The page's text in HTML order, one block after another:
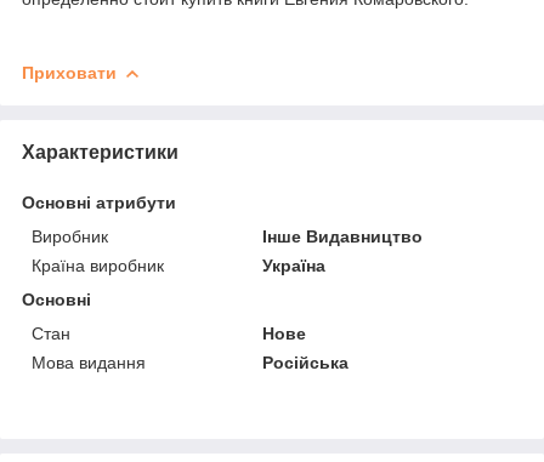
Приховати
Характеристики
Основні атрибути
Виробник
Інше Видавництво
Країна виробник
Україна
Основні
Стан
Нове
Мова видання
Російська